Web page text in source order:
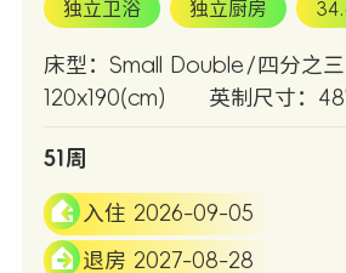
独立卫浴 独立厨房
床型：Small Double/四分之三
120x190(cm)
英制尺寸：
51周
入住 2026-09-05
退房 2027-08-28